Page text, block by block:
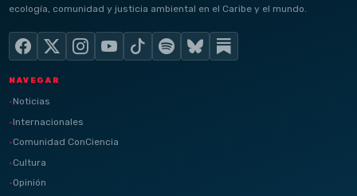
ecología, comunidad y justicia ambiental en el Caribe y el mundo.
NAVEGAR
Noticias
Internacionales
Comunidad ConCiencia
Cultura
Opinión